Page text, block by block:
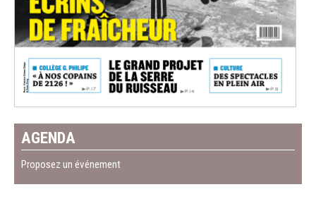
AGENDA
Proposez un événement